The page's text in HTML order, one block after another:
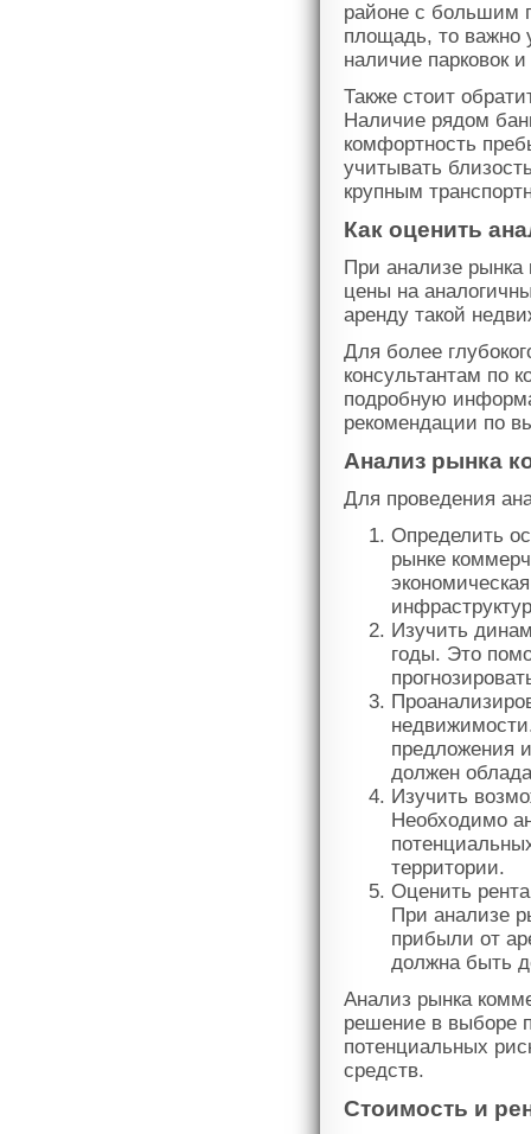
районе с большим
площадь, то важно
наличие парковок
Также стоит
Наличие рядом
комфортность
учитывать
крупным
Как оценить
При анализе
цены на
аренду такой
Для более
консультантам по
подробную
рекомендации по
Анализ рынка
Для проведения
Определить
рынке
Изучить
годы. Это
предложения
должен
Изучить
Необходимо
территории.
Оценить
При анализе
прибыли от
должна быть
Анализ рынка
решение в выборе
потенциальных
средств.
Стоимость и